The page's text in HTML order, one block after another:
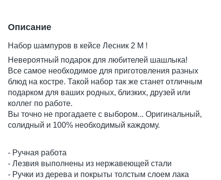
Описание
Набор шампуров в кейсе Лесник 2 M !
Невероятный подарок для любителей шашлыка!
Все самое необходимое для приготовления разных
блюд на костре. Такой набор так же станет отличным
подарком для ваших родных, близких, друзей или
коллег по работе.
Вы точно не прогадаете с выбором... Оригинальный,
солидный и 100% необходимый каждому.
- Ручная работа
- Лезвия выполнены из нержавеющей стали
- Ручки из дерева и покрыты толстым слоем лака